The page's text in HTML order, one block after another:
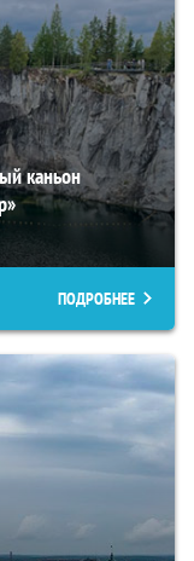
каньон
ПОДРОБНЕЕ